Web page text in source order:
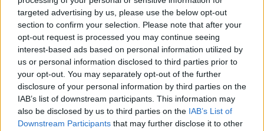
targeted advertising by us, please use the below opt-out
section to confirm your selection. Please note that after your
opt-out request is processed you may continue seeing
interest-based ads based on personal information utilized by
us or personal information disclosed to third parties prior to
your opt-out. You may separately opt-out of the further
disclosure of your personal information by third parties on the
IAB’s list of downstream participants. This information may
also be disclosed by us to third parties on the IAB’s List of
Downstream Participants that may further disclose it to other
bejátszik, és marad a kellemesen hosszú lecsengés
végéig. Étel mellett érzi igazán jól magát: nem
könnyű elnyomni, cserébe ő sem nyomja el az ételt.
Nálam fokhagymás zöldségágyon sült oldalas és
krumplipüré mellett találta meg igazi énjét.
Élvezetes5 pontés érdekes élmény.